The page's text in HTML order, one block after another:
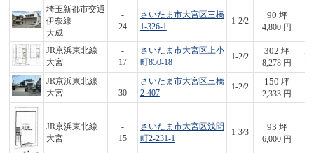
埼玉新都市交通
伊奈線
大成
-
24
さいたま市大宮区三橋
1-326-1
1-2/2
90 坪
4,800 円
JR京浜東北線
大宮
-
17
さいたま市大宮区上小
町850-18
1-2/2
302 坪
8,278 円
JR京浜東北線
大宮
-
30
さいたま市大宮区三橋
2-407
1-2/2
150 坪
2,333 円
JR京浜東北線
大宮
-
15
さいたま市大宮区浅間
町2-231-1
1-3/3
93 坪
6,000 円